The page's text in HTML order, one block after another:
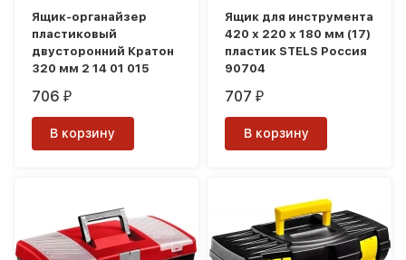
Ящик-органайзер
пластиковый
двусторонний Кратон
320 мм 2 14 01 015
706₽
В корзину
Ящик для инструмента
420 х 220 х 180 мм (17)
пластик STELS Россия
90704
707₽
В корзину